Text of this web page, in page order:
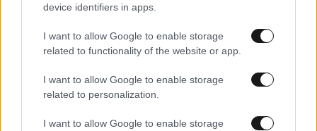
device identifiers in apps.
I want to allow Google to enable storage
related to functionality of the website or app.
I want to allow Google to enable storage
related to personalization.
I want to allow Google to enable storage